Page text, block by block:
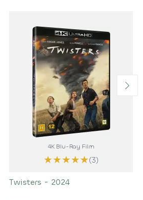
4K Blu-Ray Film
★★★★★(3)
Twisters - 2024